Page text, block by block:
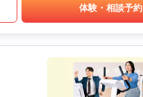
体験・相談予約